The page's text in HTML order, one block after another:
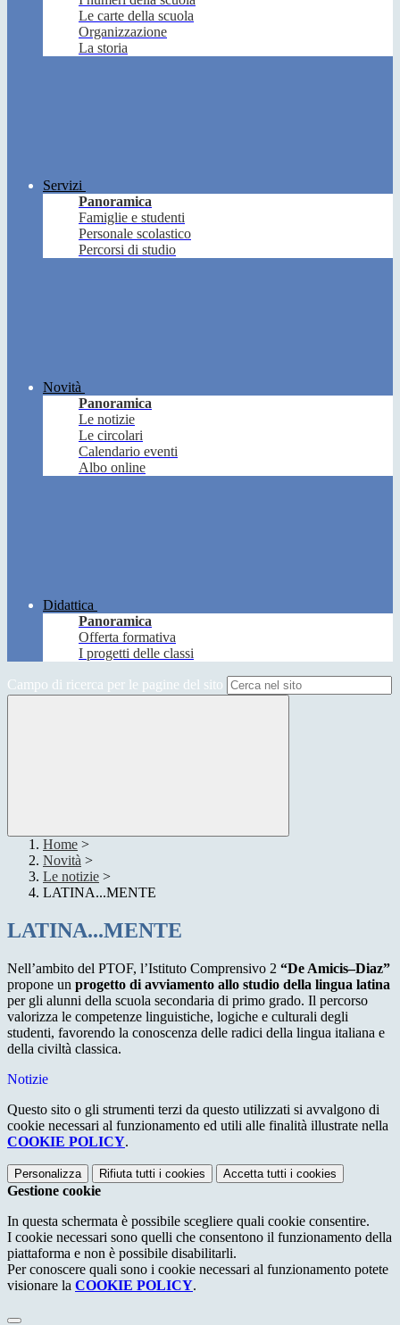
Le carte della scuola
Organizzazione
La storia
Servizi
Panoramica
Famiglie e studenti
Personale scolastico
Percorsi di studio
Novità
Panoramica
Le notizie
Le circolari
Calendario eventi
Albo online
Didattica
Panoramica
Offerta formativa
I progetti delle classi
Campo di ricerca per le pagine del sito
Home >
Novità >
Le notizie >
LATINA...MENTE
LATINA...MENTE
Nell’ambito del PTOF, l’Istituto Comprensivo 2 “De Amicis–Diaz”
propone un progetto di avviamento allo studio della lingua latina
per gli alunni della scuola secondaria di primo grado. Il percorso
valorizza le competenze linguistiche, logiche e culturali degli
studenti, favorendo la conoscenza delle radici della lingua italiana e
della civiltà classica.
Notizie
Questo sito o gli strumenti terzi da questo utilizzati si avvalgono di
cookie necessari al funzionamento ed utili alle finalità illustrate nella
COOKIE POLICY.
Personalizza Rifiuta tutti i cookies Accetta tutti i cookies
Gestione cookie
In questa schermata è possibile scegliere quali cookie consentire.
I cookie necessari sono quelli che consentono il funzionamento della
piattaforma e non è possibile disabilitarli.
Per conoscere quali sono i cookie necessari al funzionamento potete
visionare la COOKIE POLICY.